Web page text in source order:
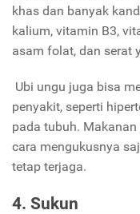
khas dan banyak
kalium, vitamin B3,
asam folat, dan serat
Ubi ungu juga bisa
penyakit, seperti
pada tubuh.
cara mengukusnya
tetap terjaga.
4. Sukun